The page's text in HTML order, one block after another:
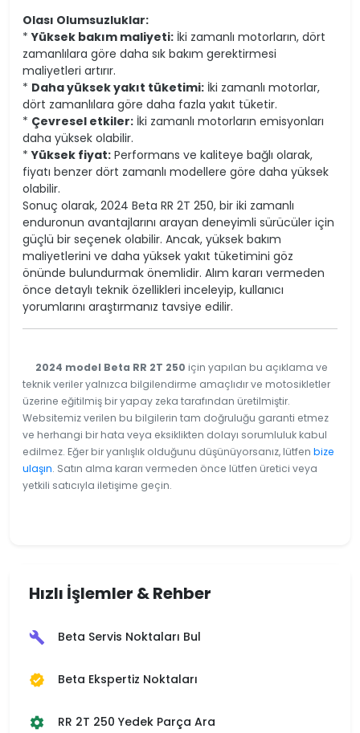
Olası Olumsuzluklar:
*Yüksek bakım maliyeti: İki zamanlı motorların, dört
zamanlılara göre daha sık bakım gerektirmesi
maliyetleri artırır.
* Daha yüksek yakıt tüketimi: İki zamanlı motorlar,
dört zamanlılara göre daha fazla yakıt tüketir.
* Çevresel etkiler: İki zamanlı motorların emisyonları
daha yüksek olabilir.
*Yüksek fiyat: Performans ve kaliteye bağlı olarak,
fiyatı benzer dört zamanlı modellere göre daha yüksek
olabilir.
Sonuç olarak, 2024 Beta RR 2T 250, bir iki zamanlı
enduronun avantajlarını arayan deneyimli sürücüler için
güçlü bir seçenek olabilir. Ancak, yüksek bakım
maliyetlerini ve daha yüksek yakıt tüketimini göz
önünde bulundurmak önemlidir. Alım kararı vermeden
önce detaylı teknik özellikleri inceleyip, kullanıcı
yorumlarını araştırmanız tavsiye edilir.
2024 model Beta RR 2T 250 için yapılan bu açıklama ve
teknik veriler yalnızca bilgilendirme amaçlıdır ve motosikletler
üzerine eğitilmiş bir yapay zeka tarafından üretilmiştir.
Websitemiz verilen bu bilgilerin tam doğruluğu garanti etmez
ve herhangi bir hata veya eksiklikten dolayı sorumluluk kabul
edilmez. Eğer bir yanlışlık olduğunu düşünüyorsanız, lütfen bize
ulaşın. Satın alma kararı vermeden önce lütfen üretici veya
yetkili satıcıyla iletişime geçin.
Hızlı İşlemler & Rehber
build Beta Servis Noktaları Bul
verified Beta Ekspertiz Noktaları
settings RR 2T 250 Yedek Parça Ara